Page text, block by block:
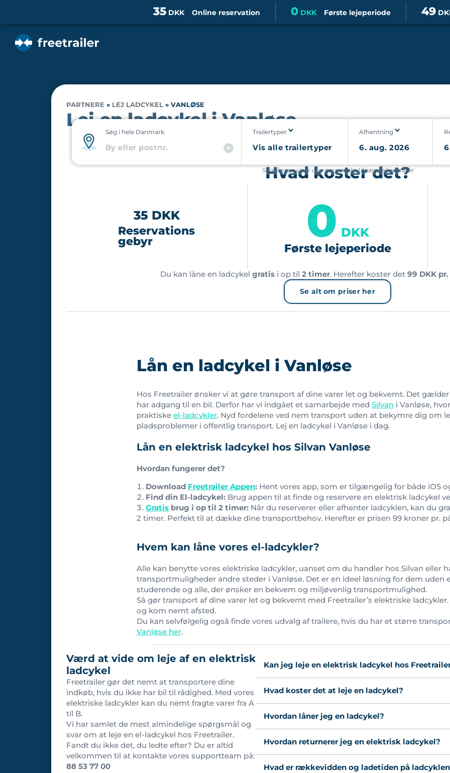
Online reservation
35DKK Første lejeperiode
0DKK 49
PARTNERE » LEJ LADCYKEL » VANLØSE
Lej en ladcykel i Vanløse
Søg i hele Danmark Trailertyper Afhentning
Søgningen viser den nærmeste tilgængelige trailer
Hvad koster det?
35 DKK
Reservations
gebyr 0 DKK
Første lejeperiode
Du kan låne en ladcykel gratisi op til 2 timer. Herefter koster det 99 DKK
Se alt om priser her
Lån en ladcykel i Vanløse
Hos Freetrailer ønsker vi at gøre transport af dine varer let og bekvemt. Det
har adgang til en bil. Derfor har vi indgået et samarbejde med Silvan i Vanløse,
praktiske el-ladcykler. Nyd fordelene ved nem transport uden at bekymre dig om
pladsproblemer i offentlig transport. Lej en ladcykel i Vanløse i dag.
Lån en elektrisk ladcykel hos Silvan Vanløse
Hvordan fungerer det?
Download Freetrailer Appen: Hent vores app, som er tilgængelig for både iOS
Find din El-ladcykel: Brug appen til at finde og reservere en elektrisk ladcykel
Gratis brug i op til 2 timer: Når du reserverer eller afhenter ladcyklen, kan du
2 timer. Perfekt til at dække dine transportbehov. Herefter er prisen 99 kroner pr.
Hvem kan låne vores el-ladcykler?
Alle kan benytte vores elektriske ladcykler, uanset om du handler hos Silvan eller
transportmuligheder andre steder i Vanløse. Det er en ideel løsning for dem uden
studerende og alle, der ønsker en bekvem og miljøvenlig transportmulighed.
Så gør transport af dine varer let og bekvemt med Freetrailer’s elektriske
og kom nemt afsted.
Du kan selvfølgelig også finde vores udvalg af trailere, hvis du har et større
Vanløse her.
Værd at vide om leje af en elektrisk
ladcykel
Freetrailer gør det nemt at transportere dine
indkøb, hvis du ikke har bil til rådighed. Med vores
elektriske ladcykler kan du nemt fragte varer fra A
til B.
Vi har samlet de mest almindelige spørgsmål og
svar om at leje en el-ladcykel hos Freetrailer.
Fandt du ikke det, du ledte efter? Du er altid
velkommen til at kontakte vores supportteam på:
88 53 77 00
Kan jeg leje en elektrisk ladcykel hos
Hvad koster det at leje en ladcykel?
Hvordan låner jeg en ladcykel?
Hvordan returnerer jeg en elektrisk ladcykel?
Hvad er rækkevidden og ladetiden på